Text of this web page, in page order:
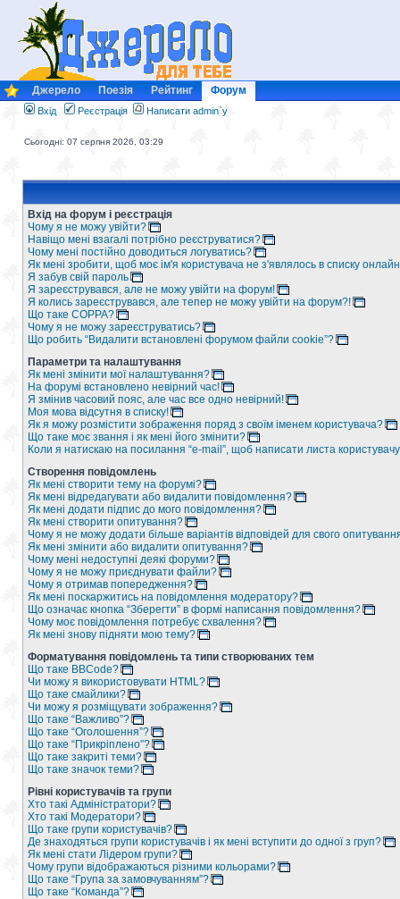
Джерело Поезія Рейтинг Форум
Вхід Реєстрація Написати admin`у
Сьогодні: 07 серпня 2026, 03:29
Вхід на форум і реєстрація
Чому я не можу увійти?
Навіщо мені взагалі потрібно реєструватися?
Чому мені постійно доводиться логуватись?
Як мені зробити, щоб моє ім'я користувача не з'являлось в списку онлайн
Я забув свій пароль
Я зареєструвався, але не можу увійти на форум!
Я колись зареєструвався, але тепер не можу увійти на форум?!
Що таке COPPA?
Чому я не можу зареєструватись?
Що робить “Видалити встановлені форумом файли cookie”?
Параметри та налаштування
Як мені змінити мої налаштування?
На форумі встановлено невірний час!
Я змінив часовий пояс, але час все одно невірний!
Моя мова відсутня в списку!
Як я можу розмістити зображення поряд з своїм іменем користувача?
Що таке моє звання і як мені його змінити?
Коли я натискаю на посилання “e-mail”, щоб написати листа
Створення повідомлень
Як мені створити тему на форумі?
Як мені відредагувати або видалити повідомлення?
Як мені додати підпис до мого повідомлення?
Як мені створити опитування?
Чому я не можу додати більше варіантів відповідей для свого
Як мені змінити або видалити опитування?
Чому мені недоступні деякі форуми?
Чому я не можу приєднувати файли?
Чому я отримав попередження?
Як мені поскаржитись на повідомлення модератору?
Що означає кнопка “Зберегти” в формі написання повідомлення?
Чому моє повідомлення потребує схвалення?
Як мені знову підняти мою тему?
Форматування повідомлень та типи створюваних тем
Що таке BBCode?
Чи можу я використовувати HTML?
Що таке смайлики?
Чи можу я розміщувати зображення?
Що таке “Важливо”?
Що таке “Оголошення”?
Що таке “Прикріплено”?
Що таке закриті теми?
Що таке значок теми?
Рівні користувачів та групи
Хто такі Адміністратори?
Хто такі Модератори?
Що таке групи користувачів?
Де знаходяться групи користувачів і як мені вступити до одної з груп?
Як мені стати Лідером групи?
Чому групи відображаються різними кольорами?
Що таке “Група за замовчуванням”?
Що таке “Команда”?